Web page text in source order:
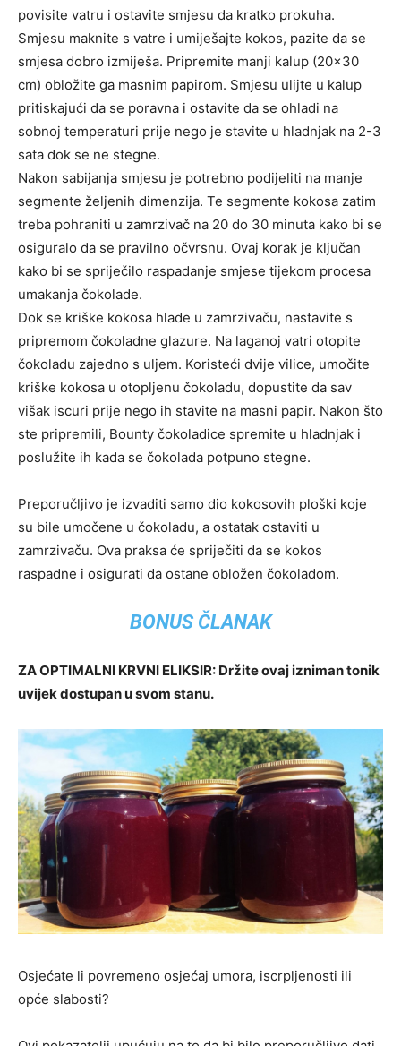
povisite vatru i ostavite smjesu da kratko prokuha.
Smjesu maknite s vatre i umiješajte kokos, pazite da se
smjesa dobro izmiješa. Pripremite manji kalup (20×30
cm) obložite ga masnim papirom. Smjesu ulijte u kalup
pritiskajući da se poravna i ostavite da se ohladi na
sobnoj temperaturi prije nego je stavite u hladnjak na 2-3
sata dok se ne stegne.
Nakon sabijanja smjesu je potrebno podijeliti na manje
segmente željenih dimenzija. Te segmente kokosa zatim
treba pohraniti u zamrzivač na 20 do 30 minuta kako bi se
osiguralo da se pravilno očvrsnu. Ovaj korak je ključan
kako bi se spriječilo raspadanje smjese tijekom procesa
umakanja čokolade.
Dok se kriške kokosa hlade u zamrzivaču, nastavite s
pripremom čokoladne glazure. Na laganoj vatri otopite
čokoladu zajedno s uljem. Koristeći dvije vilice, umočite
kriške kokosa u otopljenu čokoladu, dopustite da sav
višak iscuri prije nego ih stavite na masni papir. Nakon što
ste pripremili, Bounty čokoladice spremite u hladnjak i
poslužite ih kada se čokolada potpuno stegne.
Preporučljivo je izvaditi samo dio kokosovih ploški koje
su bile umočene u čokoladu, a ostatak ostaviti u
zamrzivaču. Ova praksa će spriječiti da se kokos
raspadne i osigurati da ostane obložen čokoladom.
BONUS ČLANAK
ZA OPTIMALNI KRVNI ELIKSIR: Držite ovaj izniman tonik
uvijek dostupan u svom stanu.
Osjećate li povremeno osjećaj umora, iscrpljenosti ili
opće slabosti?